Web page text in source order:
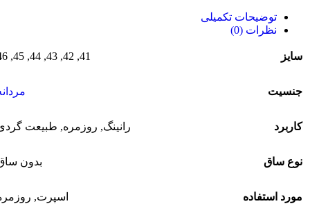
توضیحات تکمیلی
نظرات (0)
سایز 41
,
42
,
43
,
44
,
45
,
جنسیت
کاربرد رانینگ, روزمره, طبیعت
نوع ساق بدون
مورد استفاده اسپرت,